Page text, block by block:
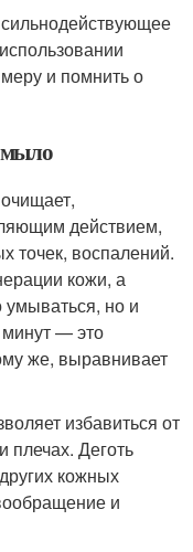
и помнить о
мыло
действием,
точек, воспалений.
кожи, а
но и
минут — это
же, выравнивает
избавиться от
плечах. Деготь
кожных
и